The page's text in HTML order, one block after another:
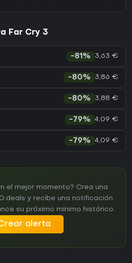
Far Cry 3
-81% 3,63 €
-80% 3,86 €
-80% 3,88 €
-79% 4,09 €
-79% 4,09 €
el mejor momento? Crea una
y recibe una notificación
su próximo mínimo histórico.
alerta